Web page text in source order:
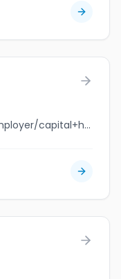
jobbank.gc.ca/browsejobs/employer/capital+helicopters/ca